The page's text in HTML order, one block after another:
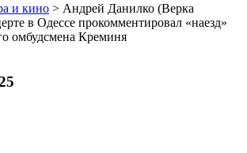
и кино > Андрей Данилко (Верка
в Одессе прокомментировал «наезд»
омбудсмена Креминя